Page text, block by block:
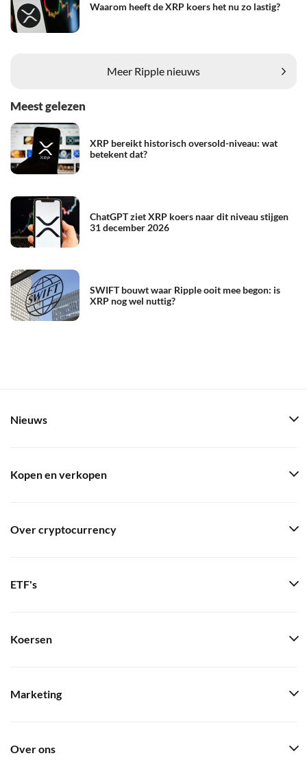
Waarom heeft de XRP koers het nu zo lastig?
Meer Ripple nieuws
Meest gelezen
XRP bereikt historisch oversold-niveau: wat
betekent dat?
ChatGPT ziet XRP koers naar dit niveau stijgen
31 december 2026
SWIFT bouwt waar Ripple ooit mee begon: is
XRP nog wel nuttig?
Nieuws
Kopen en verkopen
Over cryptocurrency
ETF's
Koersen
Marketing
Over ons